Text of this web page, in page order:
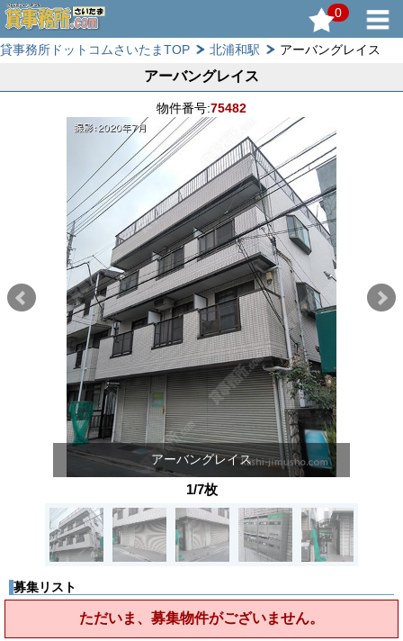
0
貸事務所ドットコムさいたまTOP 北浦和駅 アーバングレイス
アーバングレイス
物件番号:75482
アーバングレイス
1/7枚
募集リスト
ただいま、募集物件がございません。